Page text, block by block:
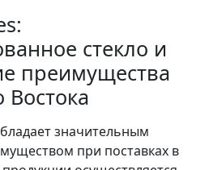
стекло и
преимущества
Востока
значительным
при поставках в